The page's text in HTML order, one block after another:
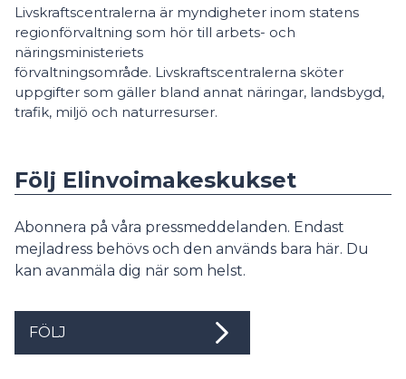
Livskraftscentralerna är myndigheter inom statens
regionförvaltning som hör till arbets- och
näringsministeriets
förvaltningsområde. Livskraftscentralerna sköter
uppgifter som gäller bland annat näringar, landsbygd,
trafik, miljö och naturresurser.
Följ Elinvoimakeskukset
Abonnera på våra pressmeddelanden. Endast
mejladress behövs och den används bara här. Du
kan avanmäla dig när som helst.
FÖLJ